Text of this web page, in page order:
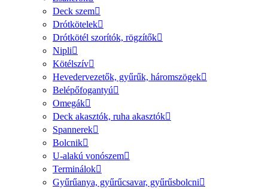
Deck szem
Drótkötelek
Drótkötél szorítók, rögzítők
Nipli
Kötélszív
Hevedervezetők, gyűrűk, háromszögek
Belépőfogantyú
Omegák
Deck akasztók, ruha akasztók
Spannerek
Bolcnik
U-alakú vonószem
Terminálok
Gyűrűanya, gyűrűcsavar, gyűrűsbolcni